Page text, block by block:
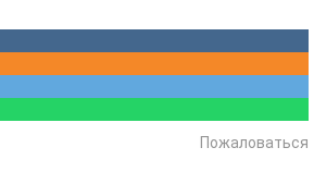
Пожаловаться